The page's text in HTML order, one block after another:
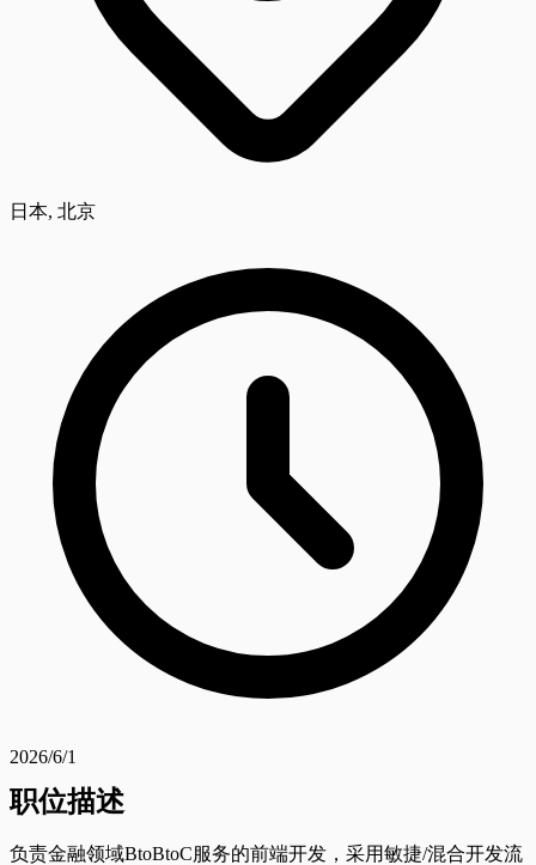
日本, 北京
2026/6/1
职位描述
负责金融领域BtoBtoC服务的前端开发，采用敏捷/混合开发流